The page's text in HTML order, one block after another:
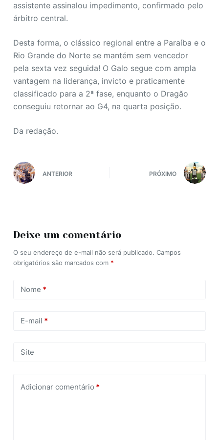
assistente assinalou impedimento, confirmado pelo
árbitro central.
Desta forma, o clássico regional entre a Paraíba e o
Rio Grande do Norte se mantém sem vencedor
pela sexta vez seguida! O Galo segue com ampla
vantagem na liderança, invicto e praticamente
classificado para a 2ª fase, enquanto o Dragão
conseguiu retornar ao G4, na quarta posição.
Da redação.
ANTERIOR PRÓXIMO
Deixe um comentário
O seu endereço de e-mail não será publicado. Campos
obrigatórios são marcados com *
Nome *
E-mail *
Site
Adicionar comentário *